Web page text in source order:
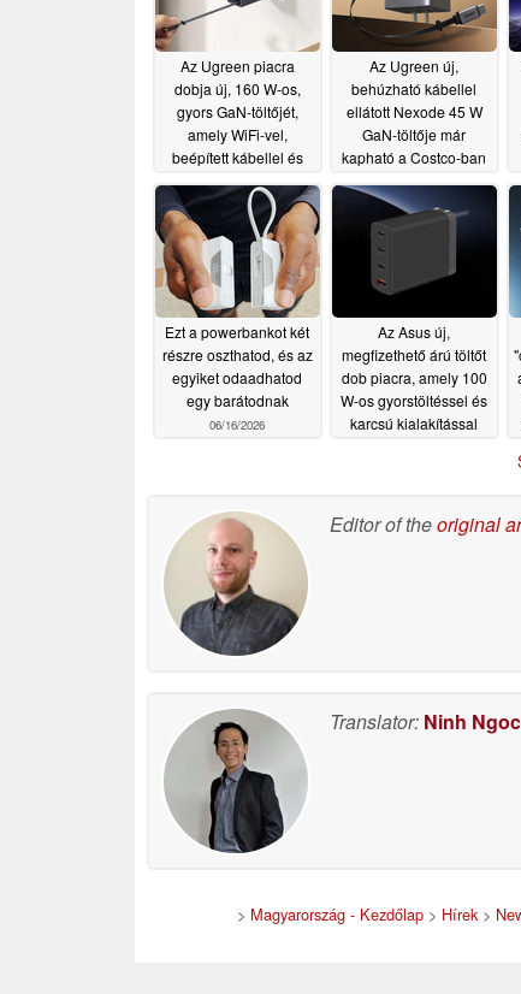
Az Ugreen piacra
dobja új, 160 W-os,
gyors GaN-töltőjét,
amely WiFi-vel,
beépített kábellel és
07/30/2026
Az Ugreen új,
behúzható kábellel
ellátott Nexode 45 W
GaN-töltője már
kapható a Costco-ban
07/08/2026
Ezt a powerbankot két
részre oszthatod, és az
egyiket odaadhatod
egy barátodnak
06/16/2026
Az Asus új,
megfizethető árú töltőt
dob piacra, amely 100
W-os gyorstöltéssel és
karcsú kialakítással
Editor of theoriginal
Translator: Ninh
> Magyarország - Kezdőlap > Hírek>